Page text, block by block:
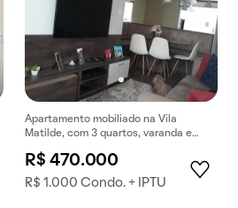
Apartamento mobiliado na Vila
Matilde, com 3 quartos, varanda e
R$ 470.000
R$ 1.000 Condo. + IPTU